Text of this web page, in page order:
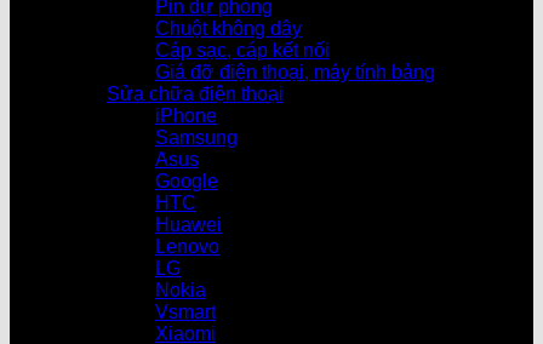
Pin dự phòng
Chuột không dây
Cáp sạc, cáp kết nối
Giá đỡ điện thoại, máy tính bảng
Sửa chữa điện thoại
iPhone
Samsung
Asus
Google
HTC
Huawei
Lenovo
LG
Nokia
Vsmart
Xiaomi